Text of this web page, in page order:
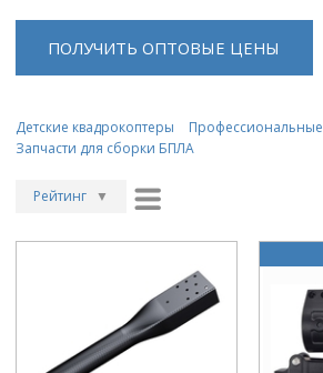
ПОЛУЧИТЬ ОПТОВЫЕ ЦЕНЫ
Детские квадрокоптеры
Запчасти для сборки БПЛА
Рейтинг ▼
Цена ▼